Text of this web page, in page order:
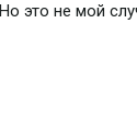
это не мой